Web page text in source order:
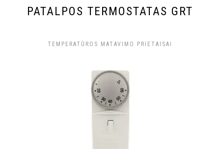
PATALPOS TERMOSTATAS GRT
TEMPERATŪROS MATAVIMO PRIETAISAI